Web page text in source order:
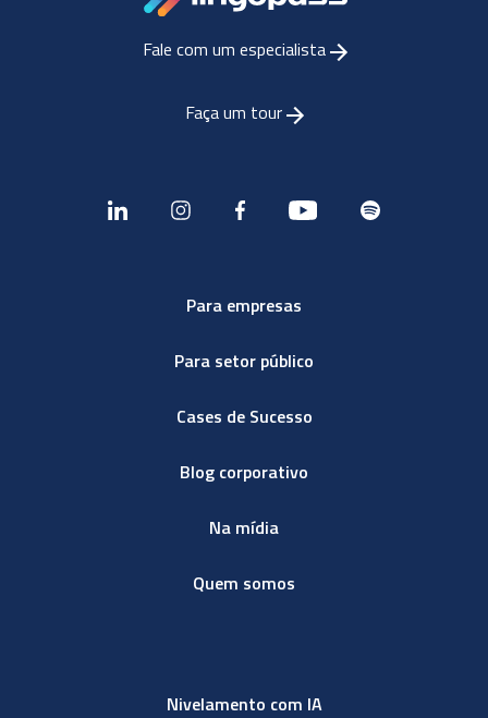
Fale com um especialista
Faça um tour
Para empresas
Para setor público
Cases de Sucesso
Blog corporativo
Na mídia
Quem somos
Nivelamento com IA